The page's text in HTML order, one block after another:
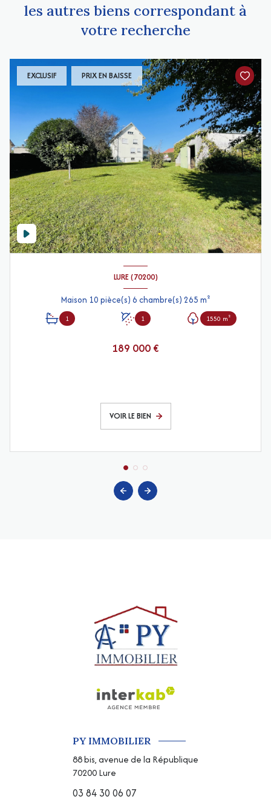
les autres biens correspondant à
votre recherche
EXCLUSIF PRIX EN BAISSE
LURE (70200)
Maison 10 pièce(s) 6 chambre(s) 265 m²
1 1 1550 m²
189 000 €
VOIR LE BIEN
PY IMMOBILIER
88 bis, avenue de la République
70200Lure
03 84 30 06 07